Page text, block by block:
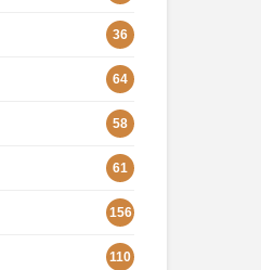
36
64
58
61
156
110